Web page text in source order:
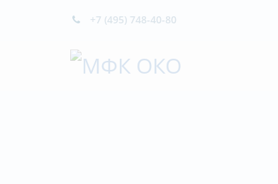
+7 (495) 748-40-80
МФК ОКО